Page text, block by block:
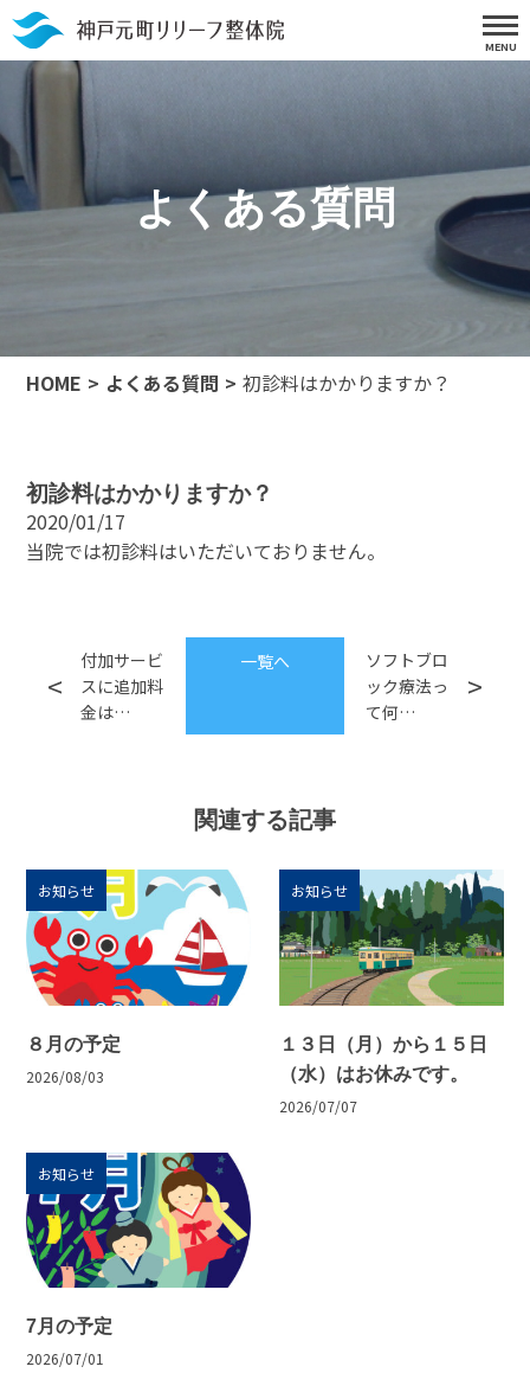
よくある質問
HOME よくある質問 初診料はかかりますか？
初診料はかかりますか？
2020/01/17
当院では初診料はいただいておりません。
付加サービ
スに追加料
金は…
一覧へ
ソフトブロ
ック療法っ
て何…
関連する記事
お知らせ
８月の予定
2026/08/03
お知らせ
１３日（月）から１５日
（水）はお休みです。
2026/07/07
お知らせ
7月の予定
2026/07/01